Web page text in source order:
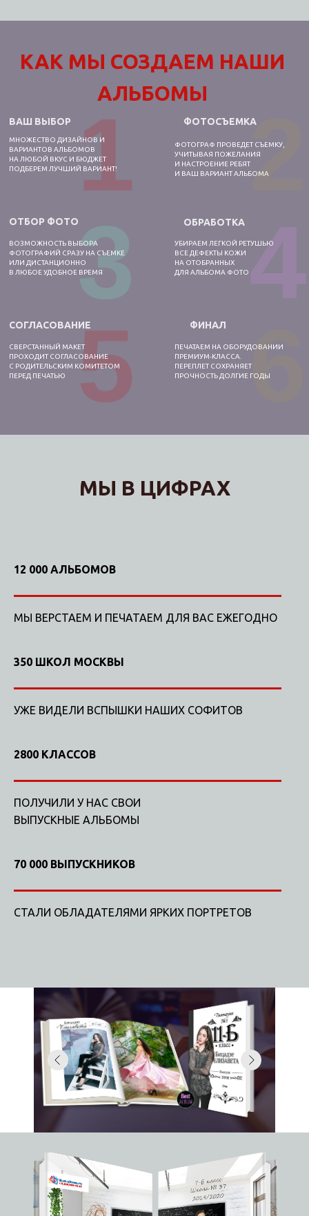
6
5
4
3
2
1
МНОЖЕСТВО ДИЗАЙНОВ И
ВАРИАНТОВ АЛЬБОМОВ
НА ЛЮБОЙ ВКУС И БЮДЖЕТ
ПОДБЕРЕМ ЛУЧШИЙ ВАРИАНТ!
ФОТОГРАФ ПРОВЕДЕТ СЪЕМКУ,
УЧИТЫВАЯ ПОЖЕЛАНИЯ
И НАСТРОЕНИЕ РЕБЯТ
И ВАШ ВАРИАНТ АЛЬБОМА
ВОЗМОЖНОСТЬ ВЫБОРА
ФОТОГРАФИЙ СРАЗУ НА СЪЕМКЕ
ИЛИ ДИСТАНЦИОННО
В ЛЮБОЕ УДОБНОЕ ВРЕМЯ
ВАШ ВЫБОР ФОТОСЪЕМКА
ОТБОР ФОТО
КАК МЫ СОЗДАЕМ НАШИ
АЛЬБОМЫ
УБИРАЕМ ЛЕГКОЙ РЕТУШЬЮ
ВСЕ ДЕФЕКТЫ КОЖИ
НА ОТОБРАННЫХ
ДЛЯ АЛЬБОМА ФОТО
ОБРАБОТКА
СВЕРСТАННЫЙ МАКЕТ
ПРОХОДИТ СОГЛАСОВАНИЕ
С РОДИТЕЛЬСКИМ КОМИТЕТОМ
ПЕРЕД ПЕЧАТЬЮ
ПЕЧАТАЕМ НА ОБОРУДОВАНИИ
ПРЕМИУМ-КЛАССА.
ПЕРЕПЛЕТ СОХРАНЯЕТ
ПРОЧНОСТЬ ДОЛГИЕ ГОДЫ
СОГЛАСОВАНИЕ ФИНАЛ
МЫ В ЦИФРАХ
12 000 АЛЬБОМОВ
МЫ ВЕРСТАЕМ И ПЕЧАТАЕМ ДЛЯ ВАС ЕЖЕГОДНО
350 ШКОЛ МОСКВЫ
УЖЕ ВИДЕЛИ ВСПЫШКИ НАШИХ СОФИТОВ
2800 КЛАССОВ
ПОЛУЧИЛИ У НАС СВОИ
ВЫПУСКНЫЕ АЛЬБОМЫ
70 000 ВЫПУСКНИКОВ
СТАЛИ ОБЛАДАТЕЛЯМИ ЯРКИХ ПОРТРЕТОВ